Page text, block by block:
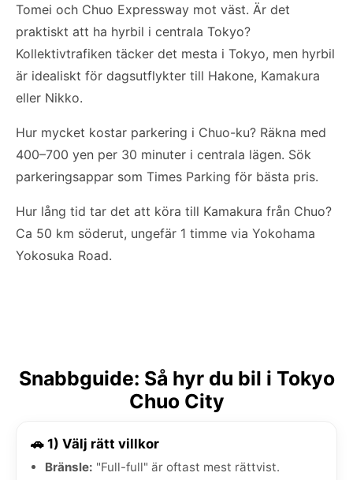
Tomei och Chuo Expressway mot väst. Är det
praktiskt att ha hyrbil i centrala Tokyo?
Kollektivtrafiken täcker det mesta i Tokyo, men hyrbil
är idealiskt för dagsutflykter till Hakone, Kamakura
eller Nikko.
Hur mycket kostar parkering i Chuo-ku? Räkna med
400–700 yen per 30 minuter i centrala lägen. Sök
parkeringsappar som Times Parking för bästa pris.
Hur lång tid tar det att köra till Kamakura från Chuo?
Ca 50 km söderut, ungefär 1 timme via Yokohama
Yokosuka Road.
Snabbguide: Så hyr du bil i Tokyo
Chuo City
🚗 1) Välj rätt villkor
Bränsle: "Full-full" är oftast mest rättvist.